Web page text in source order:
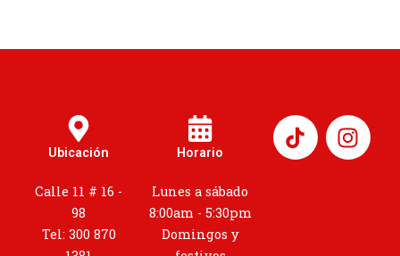
Ubicación
Calle 11 # 16 -
98
Tel: 300 870
Horario
Lunes a sábado
8:00am - 5:30pm
Domingos y
I
n
s